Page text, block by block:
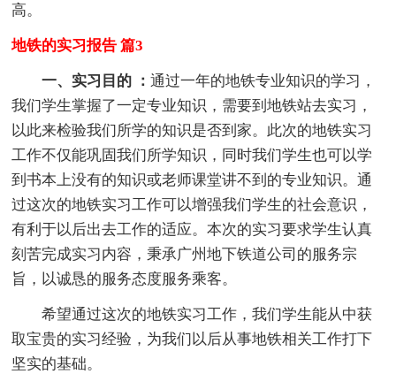
高。
地铁的实习报告 篇3
一、实习目的 ：通过一年的地铁专业知识的学习，
我们学生掌握了一定专业知识，需要到地铁站去实习，
以此来检验我们所学的知识是否到家。此次的地铁实习
工作不仅能巩固我们所学知识，同时我们学生也可以学
到书本上没有的知识或老师课堂讲不到的专业知识。通
过这次的地铁实习工作可以增强我们学生的社会意识，
有利于以后出去工作的适应。本次的实习要求学生认真
刻苦完成实习内容，秉承广州地下铁道公司的服务宗
旨，以诚恳的服务态度服务乘客。
希望通过这次的地铁实习工作，我们学生能从中获
取宝贵的实习经验，为我们以后从事地铁相关工作打下
坚实的基础。